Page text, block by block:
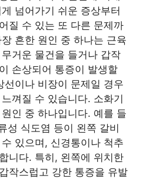
넘어가기 쉬운 증상부터
질 수 있는 또 다른 문제까
흔한 원인 중 하나는 근육
거운 물건을 들거나 갑작
손상되어 통증이 발생할
선이나 비장이 문제일 경우
껴질 수 있습니다. 소화기
인 중 하나입니다. 예를 들
성 식도염 등이 왼쪽 갈비
있으며, 신경통이나 척추
니다. 특히, 왼쪽에 위치한
작스럽고 강한 통증을 유발